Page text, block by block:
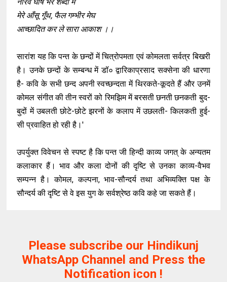
नीरव घोष भरे शब्दों में
मेरे आँसू गूँथ, फैल गम्भीर मेघ
आच्छादित कर ले सारा आकाश ।।
सारांश यह कि पन्त के छन्दों में चित्रोपमता एवं कोमलता सर्वत्र बिखरी
है। उनके छन्दों के सम्बन्ध में डॉ० द्वारिकाप्रसाद सक्सेना की धारणा
है- कवि के सभी छन्द अपनी स्वच्छन्दता में थिरकते-कूदते हैं और उनमें
कोमल संगीत की तीन स्वरों को रिमझिम में बरसती छनती छनकती बुद-
बुदों में उबलती छोटे-छोटे झरनों के कलाप में उछलती- किलकती हुई-
सी प्रवाहित हो रही है।'
उपर्युक्त विवेचन से स्पष्ट है कि पन्त जी हिन्दी काव्य जगत् के अन्यतम
कलाकार हैं। भाव और कला दोनों की दृष्टि से उनका काव्य-वैभव
सम्पन्न है। कोमल, कल्पना, भाव-सौन्दर्य तथा अभिव्यक्ति पक्ष के
सौन्दर्य की दृष्टि से वे इस युग के सर्वश्रेष्ठ कवि कहे जा सकते हैं।
Please subscribe our Hindikunj
WhatsApp Channel and Press the
Notification icon !